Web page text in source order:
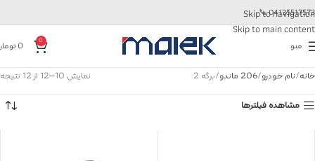
Skip to navigation
Skip to main content
04135517573
📞
منو 0
0
خانه نام خودرو 206 ماندو برگه 2
نمایش 10–12 از 12 نتیجه
مشاهده فیلترها